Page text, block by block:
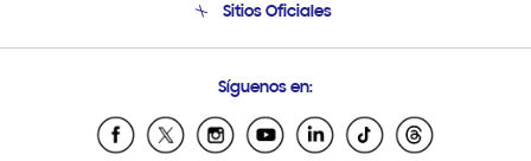
Soporte vía eMail
Sitios Oficiales
Samsung Ecuador
Samsung El Salvador
Síguenos en: